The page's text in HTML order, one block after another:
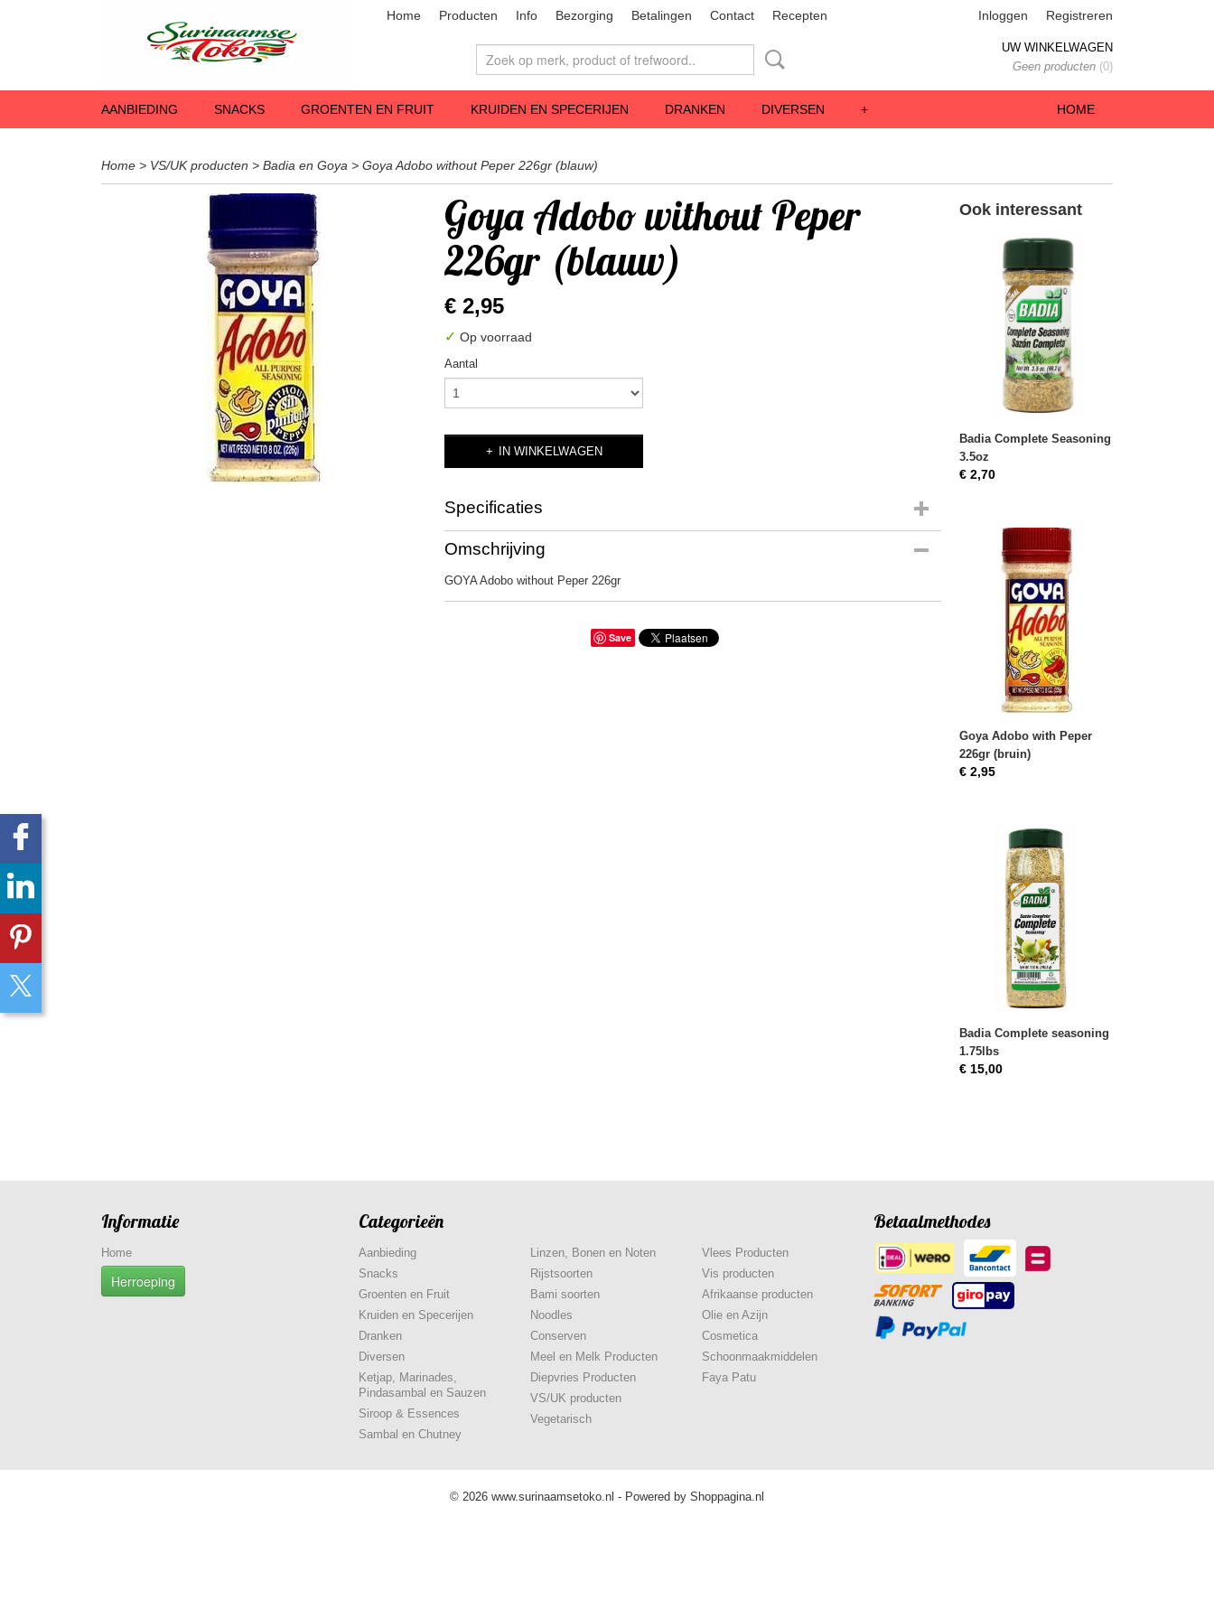
Home Producten Info Bezorging Betalingen Contact Recepten Inloggen Registreren
UW WINKELWAGEN
Geen producten (0)
HOME
AANBIEDING SNACKS GROENTEN EN FRUIT KRUIDEN EN SPECERIJEN DRANKEN DIVERSEN +
Home > VS/UK producten > Badia en Goya > Goya Adobo without Peper 226gr (blauw)
Goya Adobo without Peper
226gr (blauw)
€ 2,95
✓ Op voorraad
Aantal
IN WINKELWAGEN
Specificaties
Productcode
Omschrijving
GOYA Adobo without Peper 226gr
Save
Ook interessant
Badia Complete Seasoning
3.5oz
€ 2,70
Goya Adobo with Peper
226gr (bruin)
€ 2,95
Badia Complete seasoning
1.75lbs
€ 15,00
Informatie
Home
Herroeping
Categorieën
Aanbieding
Snacks
Groenten en Fruit
Kruiden en Specerijen
Dranken
Diversen
Ketjap, Marinades,
Pindasambal en Sauzen
Siroop & Essences
Sambal en Chutney
Linzen, Bonen en Noten
Rijstsoorten
Bami soorten
Noodles
Conserven
Meel en Melk Producten
Diepvries Producten
VS/UK producten
Vegetarisch
Vlees Producten
Vis producten
Afrikaanse producten
Olie en Azijn
Cosmetica
Schoonmaakmiddelen
Faya Patu
Betaalmethodes
© 2026 www.surinaamsetoko.nl - Powered by Shoppagina.nl